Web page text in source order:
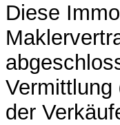
Diese
der